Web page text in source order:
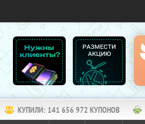
КУПИЛИ: 141 656 972 КУПОНОВ